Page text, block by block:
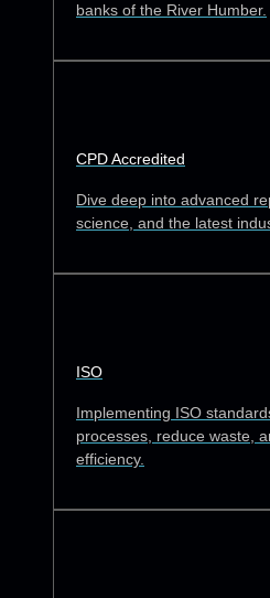
banks of the River Humber.
CPD Accredited
Dive deep into advanced
science, and the latest
ISO
Implementing ISO
processes, reduce waste,
efficiency.